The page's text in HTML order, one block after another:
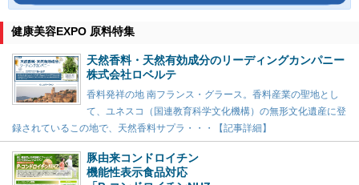
健康美容EXPO 原料特集
天然香料・天然有効成分のリーディングカンパニー
株式会社ロベルテ
香料発祥の地 南フランス・グラース。香料産業の聖地とし
て、ユネスコ（国連教育科学文化機構）の無形文化遺産に登
録されているこの地で、天然香料サプラ・・・【記事詳細】
豚由来コンドロイチン
機能性表示食品対応